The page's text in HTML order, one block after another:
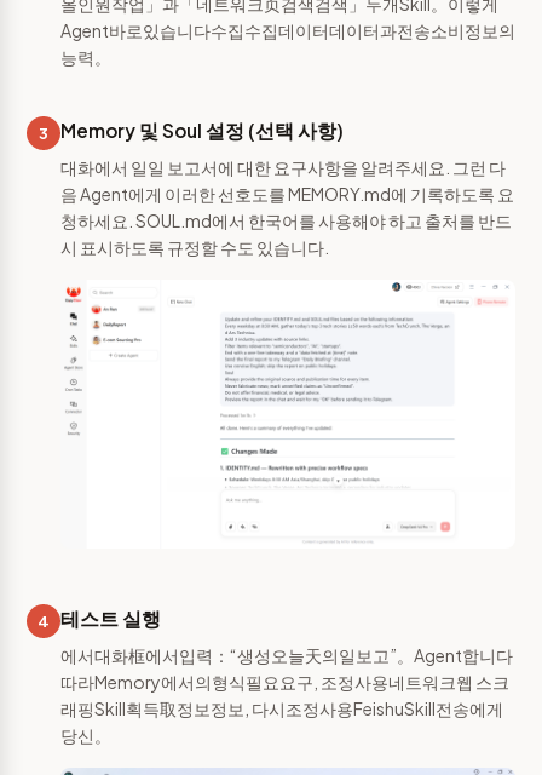
Agent바로있습니다수집수집데이터데이터과전송소비정보의
능력。
3 Memory 및 Soul 설정 (선택 사항)
대화에서 일일 보고서에 대한 요구사항을 알려주세요. 그런 다
음 Agent에게 이러한 선호도를 MEMORY.md에 기록하도록 요
청하세요. SOUL.md에서 한국어를 사용해야 하고 출처를 반드
시 표시하도록 규정할 수도 있습니다.
4 테스트 실행
에서대화框에서입력：“생성오늘天의일보고”。Agent합니다
따라Memory에서의형식필요요구, 조정사용네트워크웹 스크
래핑Skill획득取정보정보, 다시조정사용FeishuSkill전송에게
당신。